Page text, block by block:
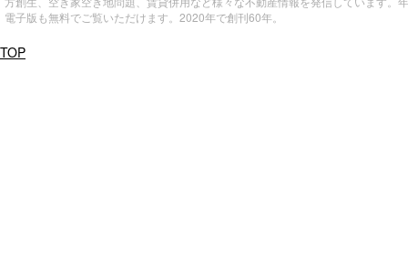
電子版も無料でご覧いただけます。2020年で創刊60年。
TOP